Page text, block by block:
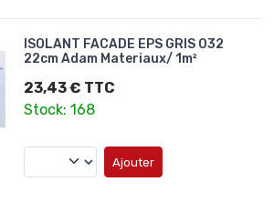
ISOLANT FACADE EPS GRIS 032
22cm Adam Materiaux/ 1m²
23,43 € TTC
Stock: 168
Ajouter